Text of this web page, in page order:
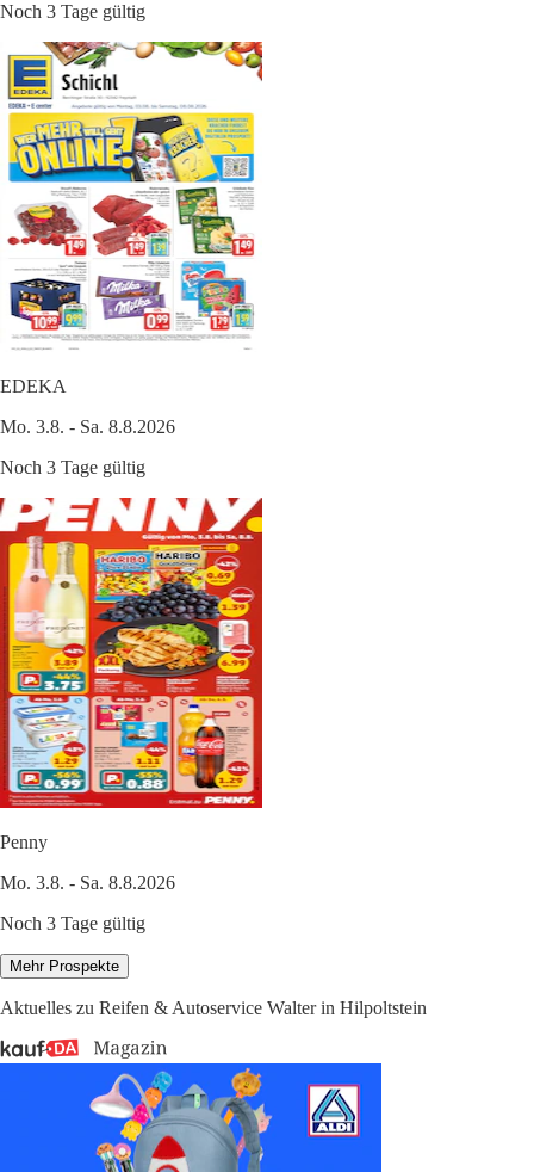
Noch 3 Tage gültig
EDEKA
Mo. 3.8. - Sa. 8.8.2026
Noch 3 Tage gültig
Penny
Mo. 3.8. - Sa. 8.8.2026
Noch 3 Tage gültig
Mehr Prospekte
Aktuelles zu Reifen & Autoservice Walter in Hilpoltstein